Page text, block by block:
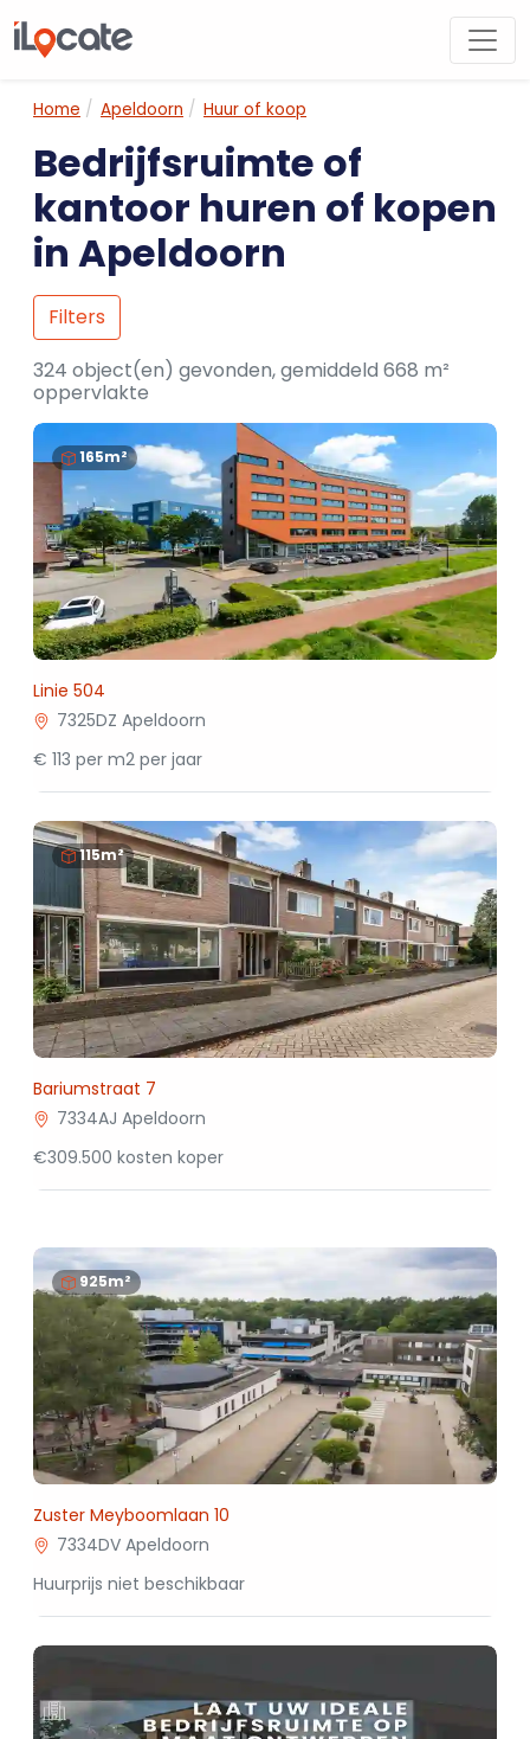
Home Apeldoorn Huur of koop
Bedrijfsruimte of
kantoor huren of kopen
in Apeldoorn
Filters
324 object(en) gevonden, gemiddeld 668 m²
oppervlakte
165m²
Linie 504
7325DZ Apeldoorn
€ 113 per m2 per jaar
115m²
Bariumstraat 7
7334AJ Apeldoorn
€309.500 kosten koper
925m²
Zuster Meyboomlaan 10
7334DV Apeldoorn
Huurprijs niet beschikbaar